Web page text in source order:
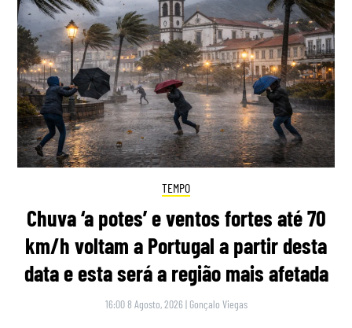
TEMPO
Chuva ‘a potes’ e ventos fortes até 70
km/h voltam a Portugal a partir desta
data e esta será a região mais afetada
16:00 8 Agosto, 2026 | Gonçalo Viegas